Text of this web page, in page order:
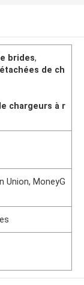
brides,
de ch
chargeurs à r
Union, MoneyG